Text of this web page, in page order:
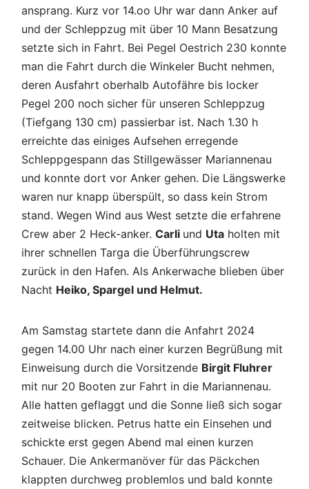
ansprang. Kurz vor 14.oo Uhr war dann Anker auf
und der Schleppzug mit über 10 Mann Besatzung
setzte sich in Fahrt. Bei Pegel Oestrich 230 konnte
man die Fahrt durch die Winkeler Bucht nehmen,
deren Ausfahrt oberhalb Autofähre bis locker
Pegel 200 noch sicher für unseren Schleppzug
(Tiefgang 130 cm) passierbar ist. Nach 1.30 h
erreichte das einiges Aufsehen erregende
Schleppgespann das Stillgewässer Mariannenau
und konnte dort vor Anker gehen. Die Längswerke
waren nur knapp überspült, so dass kein Strom
stand. Wegen Wind aus West setzte die erfahrene
Crew aber 2 Heck-anker. Carli und Uta holten mit
ihrer schnellen Targa die Überführungscrew
zurück in den Hafen. Als Ankerwache blieben über
Nacht Heiko, Spargel und Helmut.
Am Samstag startete dann die Anfahrt 2024
gegen 14.00 Uhr nach einer kurzen Begrüßung mit
Einweisung durch die Vorsitzende Birgit Fluhrer
mit nur 20 Booten zur Fahrt in die Mariannenau.
Alle hatten geflaggt und die Sonne ließ sich sogar
zeitweise blicken. Petrus hatte ein Einsehen und
schickte erst gegen Abend mal einen kurzen
Schauer. Die Ankermanöver für das Päckchen
klappten durchweg problemlos und bald konnte